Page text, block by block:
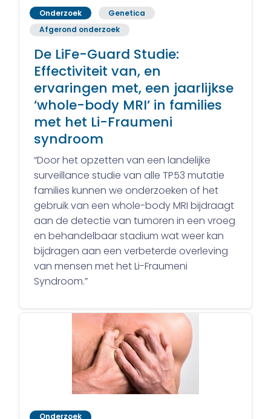
Onderzoek
Genetica
Afgerond onderzoek
De LiFe-Guard Studie:
Effectiviteit van, en
ervaringen met, een jaarlijkse
‘whole-body MRI’ in families
met het Li-Fraumeni
syndroom
“Door het opzetten van een landelijke
surveillance studie van alle TP53 mutatie
families kunnen we onderzoeken of het
gebruik van een whole-body MRI bijdraagt
aan de detectie van tumoren in een vroeg
en behandelbaar stadium wat weer kan
bijdragen aan een verbeterde overleving
van mensen met het Li-Fraumeni
Syndroom.”
Onderzoek